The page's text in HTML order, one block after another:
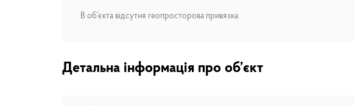
В об’єкта відсутня геопросторова привязка
Детальна інформація про об’єкт